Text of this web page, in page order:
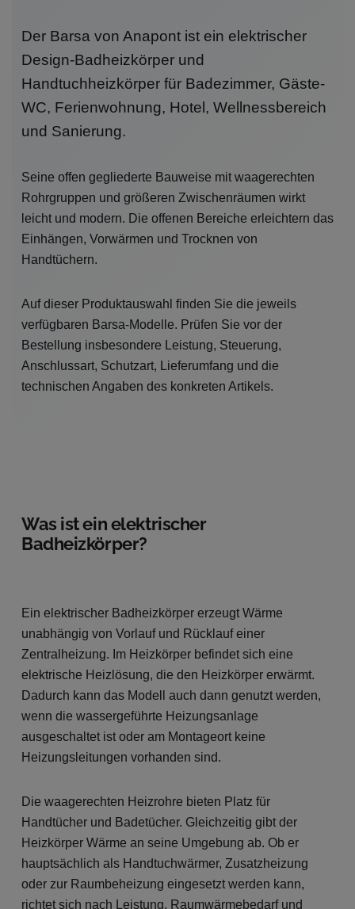
Der Barsa von Anapont ist ein elektrischer
Design-Badheizkörper und
Handtuchheizkörper für Badezimmer, Gäste-
WC, Ferienwohnung, Hotel, Wellnessbereich
und Sanierung.
Seine offen gegliederte Bauweise mit waagerechten
Rohrgruppen und größeren Zwischenräumen wirkt
leicht und modern. Die offenen Bereiche erleichtern das
Einhängen, Vorwärmen und Trocknen von
Handtüchern.
Auf dieser Produktauswahl finden Sie die jeweils
verfügbaren Barsa-Modelle. Prüfen Sie vor der
Bestellung insbesondere Leistung, Steuerung,
Anschlussart, Schutzart, Lieferumfang und die
technischen Angaben des konkreten Artikels.
Was ist ein elektrischer
Badheizkörper?
Ein elektrischer Badheizkörper erzeugt Wärme
unabhängig von Vorlauf und Rücklauf einer
Zentralheizung. Im Heizkörper befindet sich eine
elektrische Heizlösung, die den Heizkörper erwärmt.
Dadurch kann das Modell auch dann genutzt werden,
wenn die wassergeführte Heizungsanlage
ausgeschaltet ist oder am Montageort keine
Heizungsleitungen vorhanden sind.
Die waagerechten Heizrohre bieten Platz für
Handtücher und Badetücher. Gleichzeitig gibt der
Heizkörper Wärme an seine Umgebung ab. Ob er
hauptsächlich als Handtuchwärmer, Zusatzheizung
oder zur Raumbeheizung eingesetzt werden kann,
richtet sich nach Leistung, Raumwärmebedarf und